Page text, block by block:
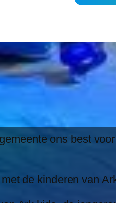
ons best
de kinderen van